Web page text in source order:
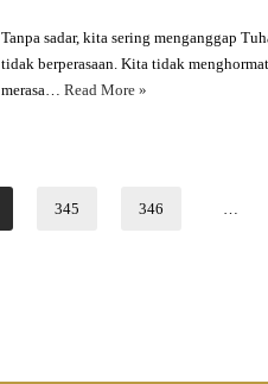
Tanpa sadar, kita sering menganggap
tidak berperasaan. Kita tidak
merasa… Read More »
345 346 …